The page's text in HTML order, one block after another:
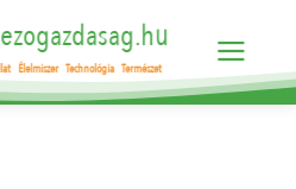
Élelmiszer Technológia Természet